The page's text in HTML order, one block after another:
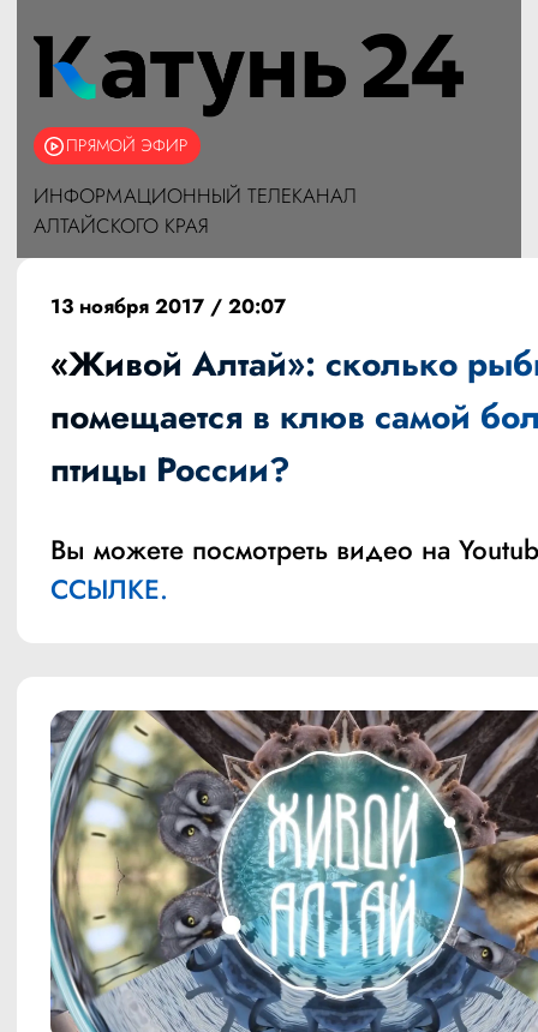
ПРЯМОЙ ЭФИР
ИНФОРМАЦИОННЫЙ ТЕЛЕКАНАЛ
АЛТАЙСКОГО КРАЯ
13 ноября 2017 / 20:07
«Живой Алтай»: сколько
помещается в клюв самой
птицы России?
Вы можете посмотреть видео на
ССЫЛКЕ.